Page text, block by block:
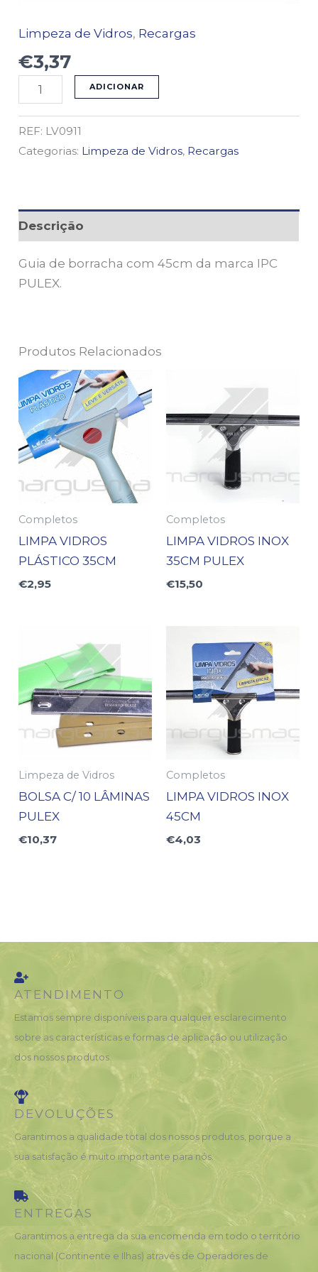
Limpeza de Vidros, Recargas
€3,37
ADICIONAR
REF: LV0911
Categorias: Limpeza de Vidros, Recargas
Descrição
Guia de borracha com 45cm da marca IPC
PULEX.
Produtos Relacionados
Completos
LIMPA VIDROS
PLÁSTICO 35CM
€2,95
Completos
LIMPA VIDROS INOX
35CM PULEX
€15,50
Limpeza de Vidros
BOLSA C/ 10 LÂMINAS
PULEX
€10,37
Completos
LIMPA VIDROS INOX
45CM
€4,03
ATENDIMENTO
Estamos sempre disponíveis para qualquer esclarecimento
sobre as características e formas de aplicação ou utilização
dos nossos produtos.
DEVOLUÇÕES
Garantimos a qualidade total dos nossos produtos, porque a
sua satisfação é muito importante para nós.
ENTREGAS
Garantimos a entrega da sua encomenda em todo o território
nacional (Continente e Ilhas) através de Operadores de